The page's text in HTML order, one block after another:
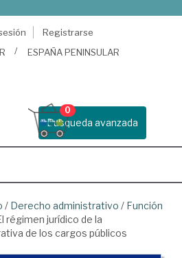
Registrarse
ESPAÑA PENINSULAR
Busqueda avanzada
0
/ Derecho administrativo / Función
régimen jurídico de la
de los cargos públicos